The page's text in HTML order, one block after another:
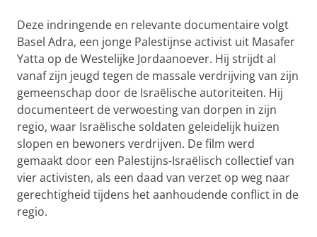
Deze indringende en relevante documentaire volgt
Basel Adra, een jonge Palestijnse activist uit Masafer
Yatta op de Westelijke Jordaanoever. Hij strijdt al
vanaf zijn jeugd tegen de massale verdrijving van zijn
gemeenschap door de Israëlische autoriteiten. Hij
documenteert de verwoesting van dorpen in zijn
regio, waar Israëlische soldaten geleidelijk huizen
slopen en bewoners verdrijven. De film werd
gemaakt door een Palestijns-Israëlisch collectief van
vier activisten, als een daad van verzet op weg naar
gerechtigheid tijdens het aanhoudende conflict in de
regio.